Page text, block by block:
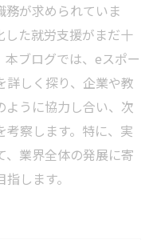
務が求められていま
した就労支援がまだ十
ブログでは、eスポー
詳しく探り、企業や教
ように協力し合い、次
察します。特に、実
、業界全体の発展に寄
します。